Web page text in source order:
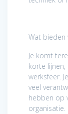
Wat bieden
Je komt
korte
werksfeer.
veel
hebben op
organisatie.